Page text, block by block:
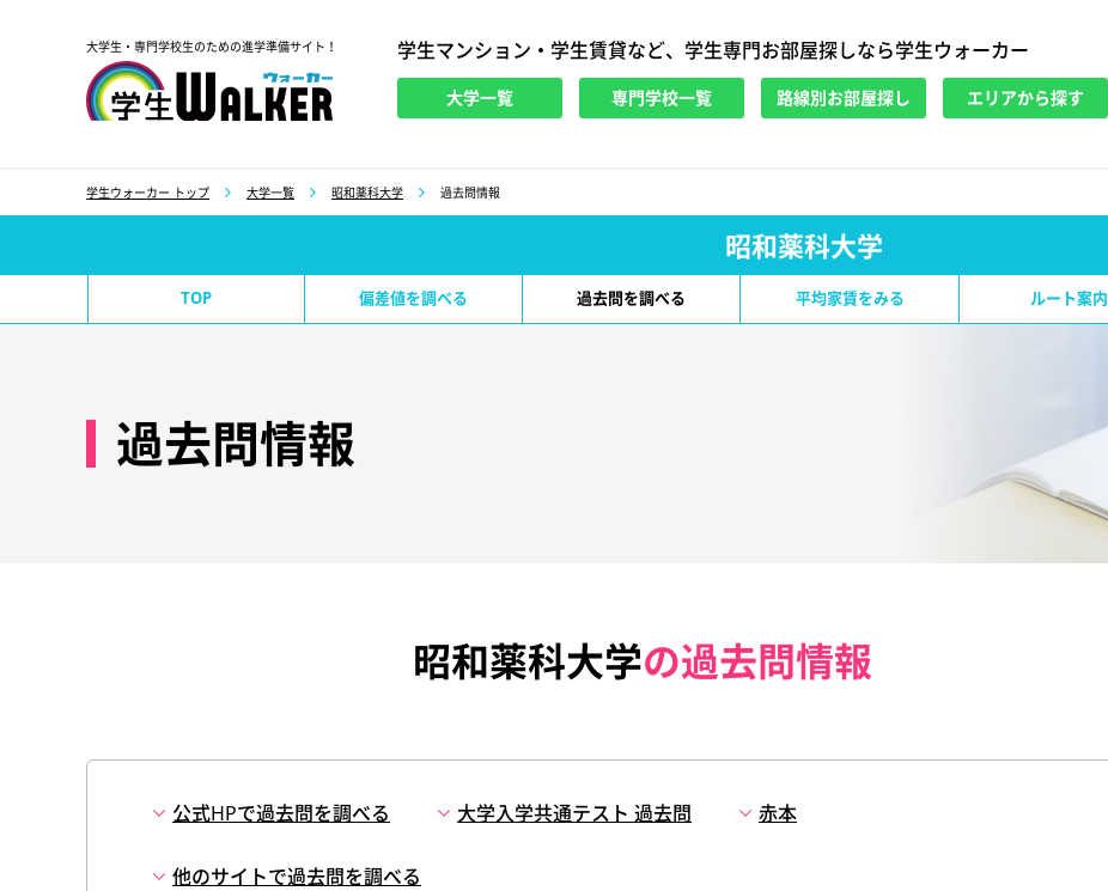
大学生・専門学校生のための進学準備サイト！ 学生マンション・学生賃貸など、学生専門お部屋探しなら学生ウォーカー
大学一覧 専門学校一覧 路線別お部屋探し エリアから探す
学生ウォーカー トップ 大学一覧 昭和薬科大学 過去問情報
昭和薬科大学
TOP 偏差値を調べる 過去問を調べる 平均家賃をみる ルート案内
過去問情報
昭和薬科大学の過去問情報
公式HPで過去問を調べる 大学入学共通テスト 過去問 赤本
他のサイトで過去問を調べる